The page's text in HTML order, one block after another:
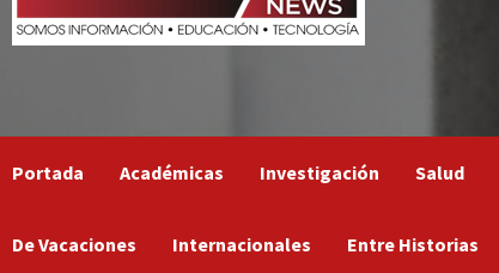
Portada Académicas Investigación Salud
De Vacaciones Internacionales Entre Historias